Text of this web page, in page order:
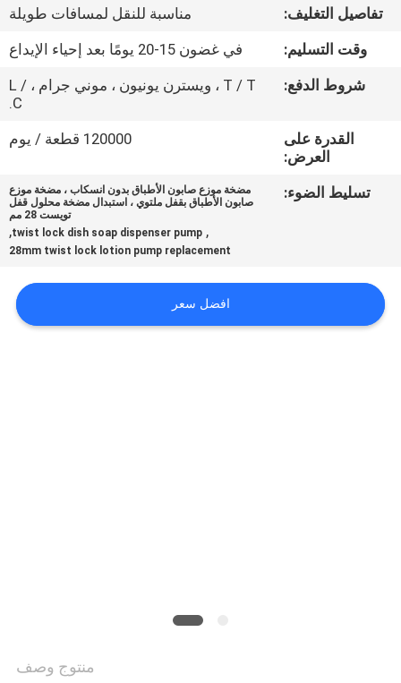
الجودة
اتصل
خريطة
الموقع
تفاصيل التغليف:
مناسبة للنقل لمسافات طويلة
وقت التسليم:
في غضون 15-20 يومًا بعد إحياء الإيداع
شروط الدفع:
T / T ، ويسترن يونيون ، موني جرام ، L /
C.
القدرة على
العرض:
120000 قطعة / يوم
تسليط الضوء:
مضخة موزع صابون الأطباق بدون انسكاب ، مضخة موزع
صابون الأطباق بقفل ملتوي ، استبدال مضخة محلول قفل
تويست 28 مم
,
twist lock dish soap dispenser pump
,
28mm twist lock lotion pump replacement
افضل سعر
منتوج وصف